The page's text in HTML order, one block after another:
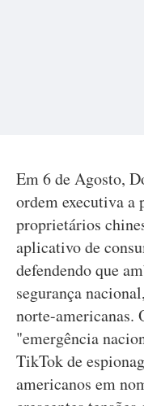
Em 6 de Agosto,
ordem executiva a
proprietários
aplicativo de
defendendo que
segurança
norte-americanas.
"emergência
TikTok de
americanos em